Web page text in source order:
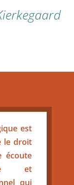
est
le droit
écoute
et
qui